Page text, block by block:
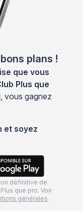
plans !
que vous
Plus que
vous gagnez
et soyez
définitive de
que pro. Voir
générales.